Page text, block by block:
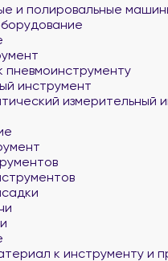
и полировальные
пневмоинструменту
инструмент
измерительный
к инструменту и